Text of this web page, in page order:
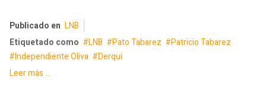
Publicado en LNB
Etiquetado como
LNB Pato Tabarez
Patricio Tabarez
Independiente Oliva
Derqui
Leer más ...